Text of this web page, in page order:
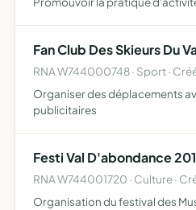
Fan Club Des Skieurs Du
RNA W744000748 · Sport ·
Organiser des déplacements
publicitaires
Festi Val D'abondance
RNA W744001720 · Culture ·
Organisation du festival des